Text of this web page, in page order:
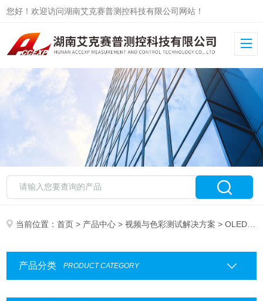
您好！欢迎访问湖南艾克赛普测控科技有限公司网站！
当前位置：首页 > 产品中心 >视频与色彩测试解决方案 > OLED测试系统
产品分类 PRODUCT CATEGORY